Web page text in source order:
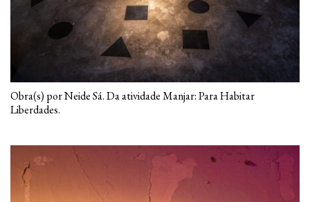
Obra(s) por Neide Sá. Da atividade Manjar: Para Habitar
Liberdades.